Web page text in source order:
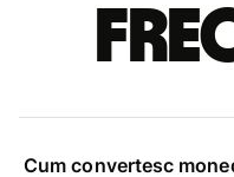
Cum convertesc